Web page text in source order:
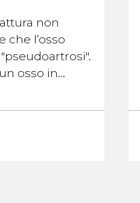
non
che l’osso
osso in
osseo che lo